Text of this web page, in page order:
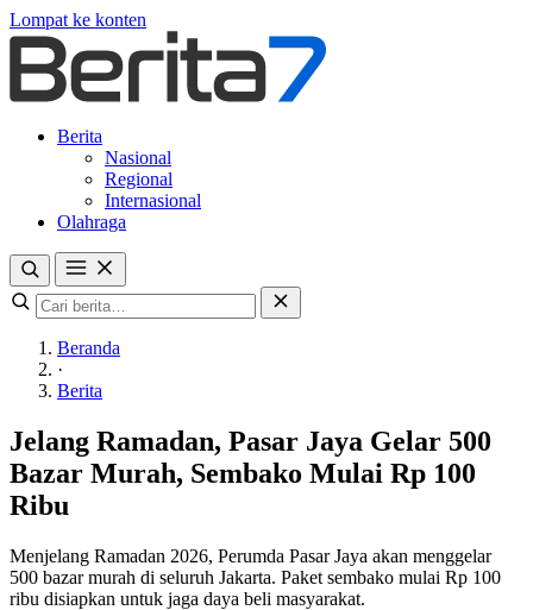
Lompat ke konten
Berita
Nasional
Regional
Internasional
Olahraga
Beranda
·
Berita
Jelang Ramadan, Pasar Jaya Gelar 500
Bazar Murah, Sembako Mulai Rp 100
Ribu
Menjelang Ramadan 2026, Perumda Pasar Jaya akan menggelar
500 bazar murah di seluruh Jakarta. Paket sembako mulai Rp 100
ribu disiapkan untuk jaga daya beli masyarakat.